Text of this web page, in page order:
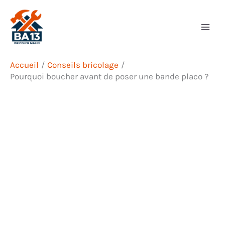
contenu
Accueil
Conseils bricolage
Pourquoi boucher avant de poser une bande placo ?
Rechercher